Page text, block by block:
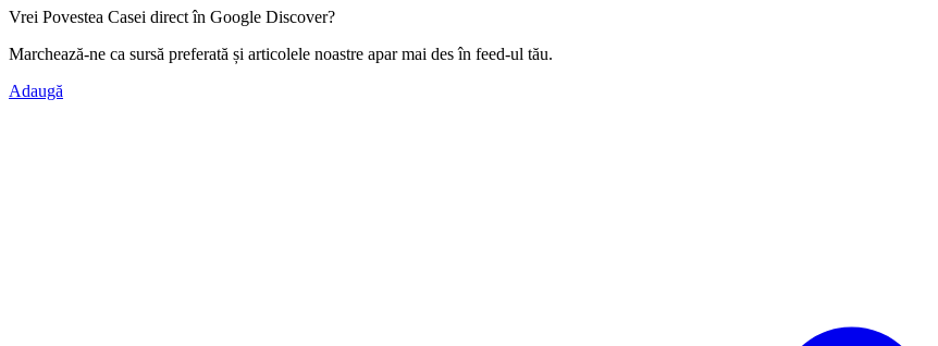
Vrei Povestea Casei direct în Google Discover?
Marchează-ne ca sursă preferată și articolele noastre apar mai des în feed-ul tău.
Adaugă